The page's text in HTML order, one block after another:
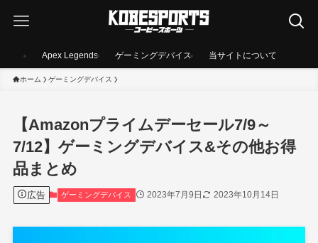
Apex Legends ゲーミングデバイス 当サイトについて
ホーム ゲーミングデバイス
【Amazonプライムデーセール7/9～
7/12】ゲーミングデバイス&その他お得
品まとめ
広告 ゲーミングデバイス 2023年7月9日 2023年10月14日